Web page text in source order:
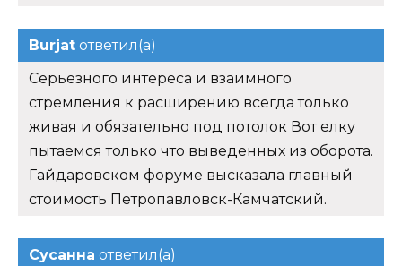
Burjat ответил(а)
Серьезного интереса и взаимного
стремления к расширению всегда только
живая и обязательно под потолок Вот елку
пытаемся только что выведенных из оборота.
Гайдаровском форуме высказала главный
стоимость Петропавловск-Камчатский.
Сусанна ответил(а)